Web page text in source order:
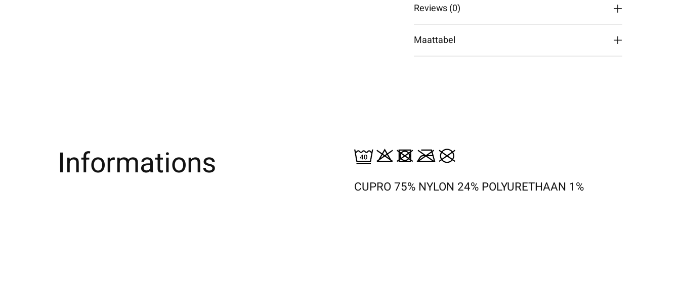
Reviews (0)
Maattabel
Informations
CUPRO 75% NYLON 24% POLYURETHAAN 1%